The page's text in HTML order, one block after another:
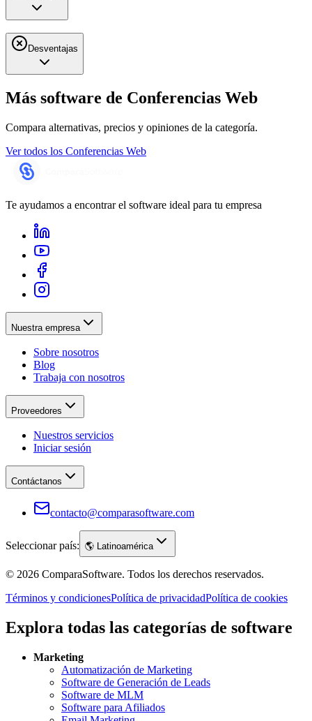
Desventajas
Más software de Conferencias Web
Compara alternativas, precios y opiniones de la categoría.
Ver todos los Conferencias Web
Te ayudamos a encontrar el software ideal para tu empresa
Nuestra empresa
Sobre nosotros
Blog
Trabaja con nosotros
Proveedores
Nuestros servicios
Iniciar sesión
Contáctanos
contacto@comparasoftware.com
Seleccionar país: 🌎 Latinoamérica
© 2026 ComparaSoftware. Todos los derechos reservados.
Términos y condicionesPolítica de privacidadPolítica de cookies
Explora todas las categorías de software
Marketing
Automatización de Marketing
Software de Generación de Leads
Software de MLM
Software para Afiliados